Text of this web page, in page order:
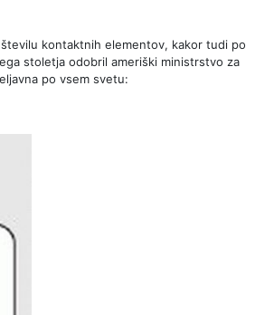
kontaktnih elementov, kakor tudi po
stoletja odobril ameriški ministrstvo za
po vsem svetu: